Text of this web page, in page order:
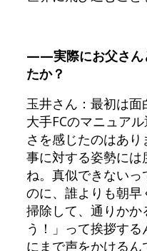
——実際にお父さん
たか？
玉井さん：最初は面
大手FCのマニュア
さを感じたのはあ
事に対する姿勢には
ね。真似できない
のに、誰よりも朝
掃除して、通りかか
う！」って挨拶す
にまで声をかけるん